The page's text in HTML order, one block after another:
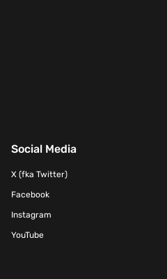
Social Media
X (fka Twitter)
Facebook
Instagram
YouTube